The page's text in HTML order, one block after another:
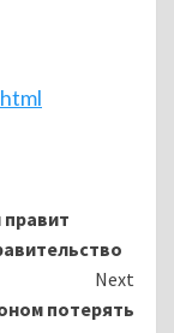
Next
потерять